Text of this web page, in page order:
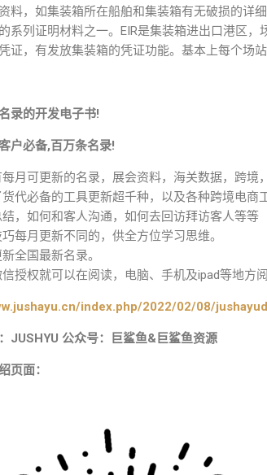
料，如集装箱所在船舶和集装箱有无破损的详
系列证明材料之一。EIR是集装箱进出口港区
证，有发放集装箱的凭证功能。基本上每个场站
录的开发电子书!
户必备,百万条名录!
每月可更新的名录，展会资料，海关数据，跨境
代必备的工具更新超千种，以及各种跨境电商
，如何和客人沟通，如何去回访拜访客人等等
每月更新不同的，供全方位学习思维。
全国最新名录。
授权就可以在阅读，电脑、手机及ipad等地方
index.php/2022/02/08/
JUSHYU 公众号：巨鲨鱼&巨鲨鱼资源
页面：